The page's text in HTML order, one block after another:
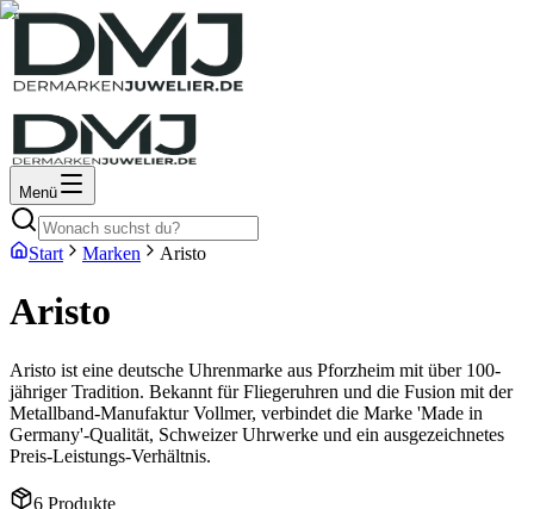
Menü
Start Marken Aristo
Aristo
Aristo ist eine deutsche Uhrenmarke aus Pforzheim mit über 100-
jähriger Tradition. Bekannt für Fliegeruhren und die Fusion mit der
Metallband-Manufaktur Vollmer, verbindet die Marke 'Made in
Germany'-Qualität, Schweizer Uhrwerke und ein ausgezeichnetes
Preis-Leistungs-Verhältnis.
6 Produkte